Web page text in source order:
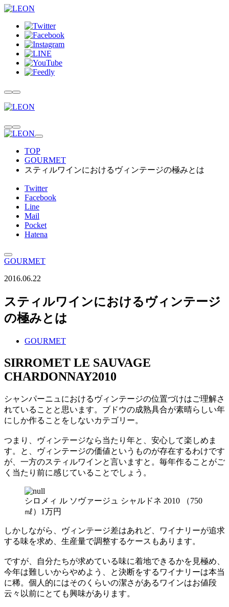
TOP
GOURMET
スティルワインにおけるヴィンテージの極みとは
Twitter
Facebook
Line
Mail
Pocket
Hatena
GOURMET
2016.06.22
スティルワインにおけるヴィンテージ
の極みとは
GOURMET
SIRROMET LE SAUVAGE
CHARDONNAY2010
シャンパーニュにおけるヴィンテージの位置づけはご理解さ
れていることと思います。ブドウの成熟具合が素晴らしい年
にしか作ることをしないカテゴリー。
つまり、ヴィンテージなら当たり年と、安心して楽しめま
す。と、ヴィンテージの価値というものが存在するわけです
が、一方のスティルワインと言いますと。毎年作ることがご
く当たり前に感じていることでしょう。
シロメィ ル ソヴァージュ シャルドネ 2010 （750
㎖）1万円
しかしながら、ヴィンテージ差はあれど、ワイナリーが追求
する味を求め、生産量で調整するケースもあります。
ですが、自分たちが求めている味に着地できるかを見極め、
今年は難しいからやめよう、と決断をするワイナリーは本当
に稀。個人的にはそのくらいの潔さがあるワインはお値段
云々以前にとても興味があります。